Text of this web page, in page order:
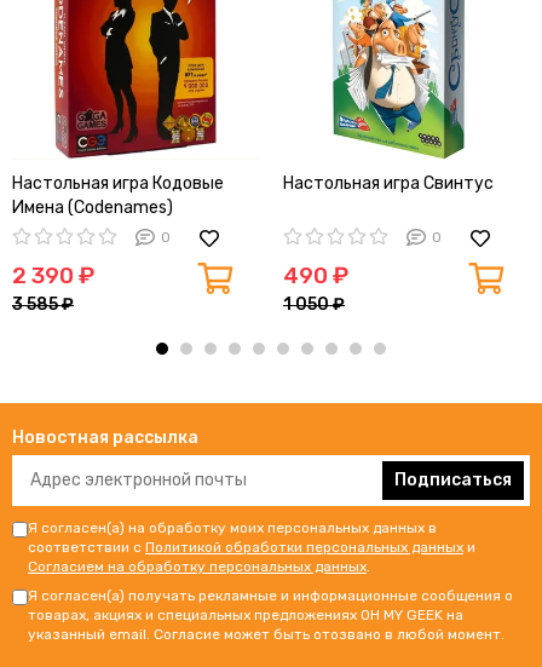
Настольная игра Кодовые
Имена (Codenames)
0
2 390 ₽
3 585 ₽
Настольная игра Свинтус
0
490 ₽
1 050 ₽
Новостная рассылка
Подписаться
Я согласен(а) на обработку моих персональных данных в
соответствии с Политикой обработки персональных данных и
Согласием на обработку персональных данных.
Я согласен(а) получать рекламные и информационные сообщения о
товарах, акциях и специальных предложениях OH MY GEEK на
указанный email. Согласие может быть отозвано в любой момент.